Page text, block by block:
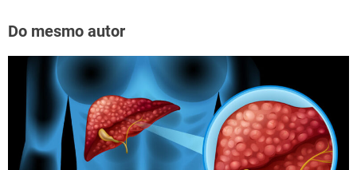
Do mesmo autor